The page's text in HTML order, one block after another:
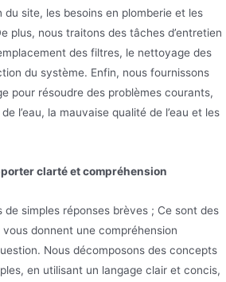
site, les besoins en plomberie et les
plus, nous traitons des tâches d’entretien
des filtres, le nettoyage des
du système. Enfin, nous fournissons
pour résoudre des problèmes courants,
l’eau, la mauvaise qualité de l’eau et les
clarté et compréhension
de simples réponses brèves ; Ce sont des
donnent une compréhension
Nous décomposons des concepts
en utilisant un langage clair et concis,